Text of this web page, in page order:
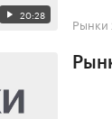
20:28 Рынки